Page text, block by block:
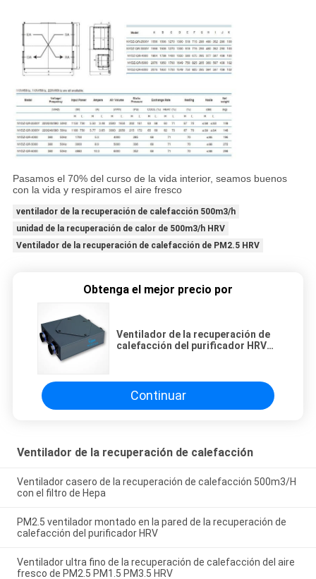
Pasamos el 70% del curso de la vida interior, seamos buenos
con la vida y respiramos el aire fresco
ventilador de la recuperación de calefacción 500m3/h
unidad de la recuperación de calor de 500m3/h HRV
Ventilador de la recuperación de calefacción de PM2.5 HRV
Obtenga el mejor precio por
Ventilador de la recuperación de
calefacción del purificador HRV
Continuar
Ventilador de la recuperación de calefacción
Ventilador casero de la recuperación de calefacción 500m3/H
con el filtro de Hepa
PM2.5 ventilador montado en la pared de la recuperación de
calefacción del purificador HRV
Ventilador ultra fino de la recuperación de calefacción del aire
fresco de PM2.5 PM1.5 PM3.5 HRV